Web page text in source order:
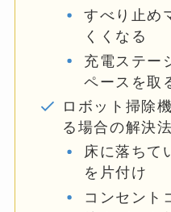
すべり止め
くくなる
充電ステー
ペースを取
ロボット掃除
る場合の解決法
床に落ちて
を片付け
コンセント